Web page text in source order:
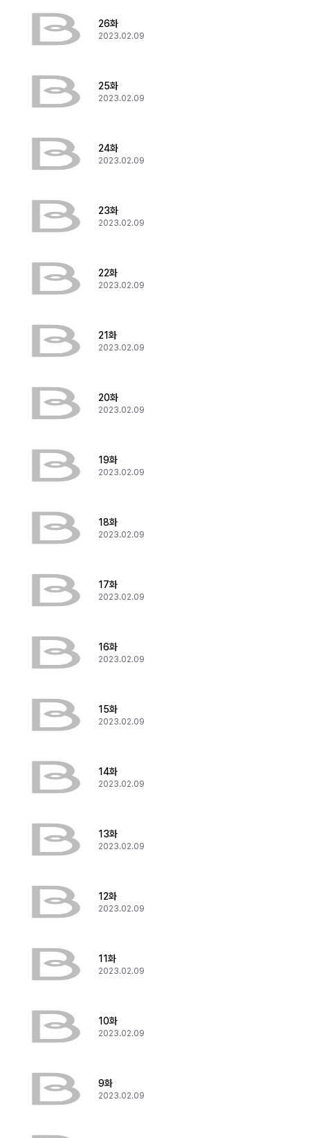
26화
2023.02.09
25화
2023.02.09
24화
2023.02.09
23화
2023.02.09
22화
2023.02.09
21화
2023.02.09
20화
2023.02.09
19화
2023.02.09
18화
2023.02.09
17화
2023.02.09
16화
2023.02.09
15화
2023.02.09
14화
2023.02.09
13화
2023.02.09
12화
2023.02.09
11화
2023.02.09
10화
2023.02.09
9화
2023.02.09